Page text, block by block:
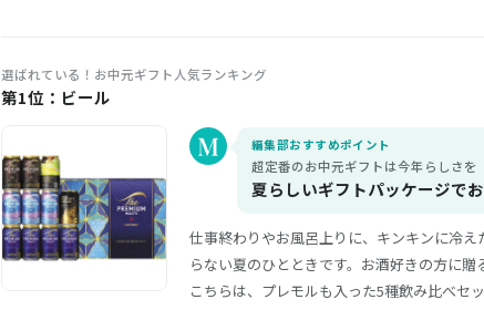
選ばれている！お中元ギフト人気ランキング
第1位：ビール
編集部おすすめポイント
超定番のお中元ギフトは今年らしさを
夏らしいギフトパッケージで
仕事終わりやお風呂上りに、キンキンに冷
らない夏のひとときです。お酒好きの方に贈
こちらは、プレモルも入った5種飲み比べセッ